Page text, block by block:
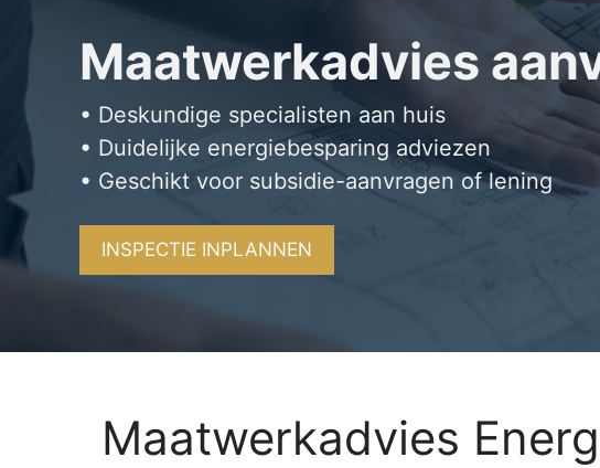
Maatwerkadvies
• Deskundige specialisten aan huis
• Duidelijke energiebesparing adviezen
• Geschikt voor subsidie-aanvragen of lening
INSPECTIE INPLANNEN
Maatwerkadvies